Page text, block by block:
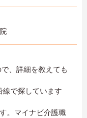
で、詳細を教えても
線で探しています
。マイナビ介護職